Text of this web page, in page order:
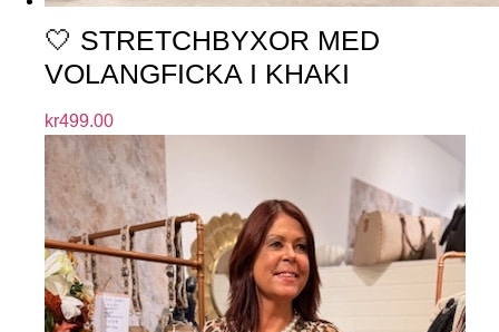
🤍 STRETCHBYXOR MED
VOLANGFICKA I KHAKI
kr499.00